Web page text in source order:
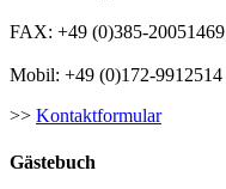
FAX: +49 (0)385-20051469
Mobil: +49 (0)172-9912514
>> Kontaktformular
Gästebuch